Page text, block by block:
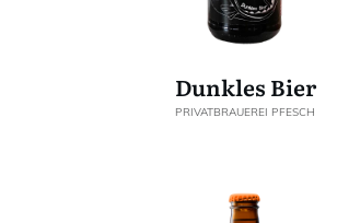
Dunkles Bier
PRIVATBRAUEREI PFESCH